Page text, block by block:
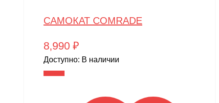
САМОКАТ COMRADE
8,990 ₽
Доступно: В наличии